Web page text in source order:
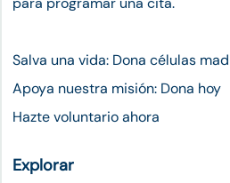
Salva una vida: Dona células
Apoya nuestra misión: Dona hoy
Hazte voluntario ahora
Explorar